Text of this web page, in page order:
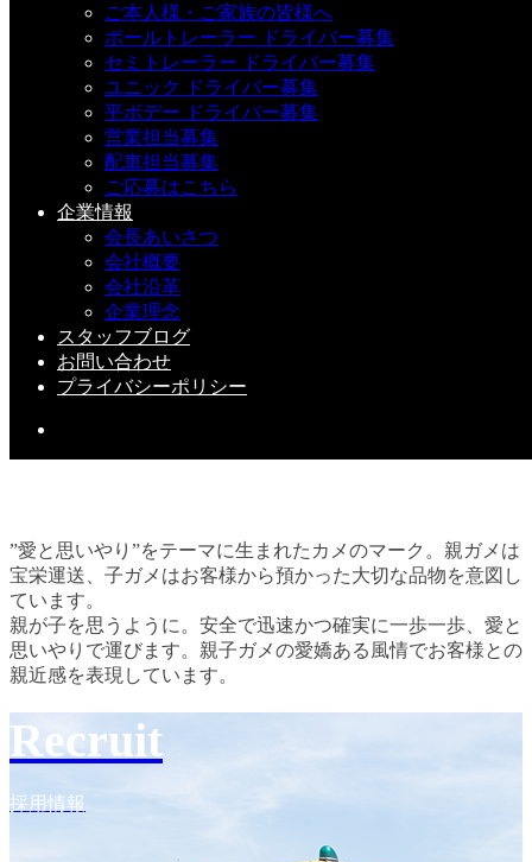
ご本人様・ご家族の皆様へ
ポールトレーラー ドライバー募集
セミトレーラー ドライバー募集
ユニック ドライバー募集
平ボデー ドライバー募集
営業担当募集
配車担当募集
ご応募はこちら
企業情報
会長あいさつ
会社概要
会社沿革
企業理念
スタッフブログ
お問い合わせ
プライバシーポリシー
第３回・宝栄カップ 開催決定
2018-07-02(Mon)
２０２２年 無事故表彰②
2023-01-07(Sat)
”愛と思いやり”をテーマに生まれたカメのマーク。親ガメは
宝栄運送、子ガメはお客様から預かった大切な品物を意図し
ています。
親が子を思うように。安全で迅速かつ確実に一歩一歩、愛と
思いやりで運びます。親子ガメの愛嬌ある風情でお客様との
親近感を表現しています。
Recruit
採用情報